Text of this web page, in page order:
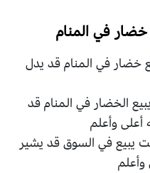
في المنام
خضار في المنام قد يدل
الخضار في المنام قد
أعلى وأعلم
يبيع في السوق قد يشير
وأعلم